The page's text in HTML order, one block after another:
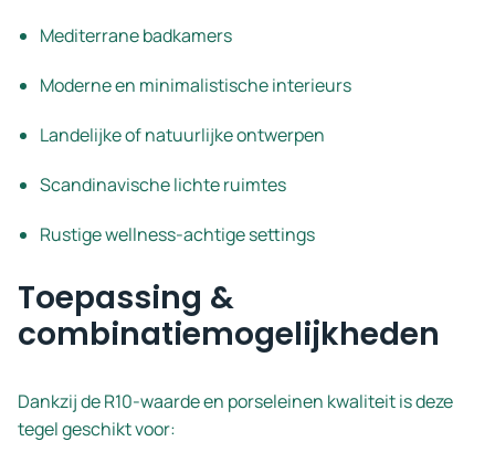
Mediterrane badkamers
Moderne en minimalistische interieurs
Landelijke of natuurlijke ontwerpen
Scandinavische lichte ruimtes
Rustige wellness-achtige settings
Toepassing &
combinatiemogelijkheden
Dankzij de R10-waarde en porseleinen kwaliteit is deze
tegel geschikt voor: